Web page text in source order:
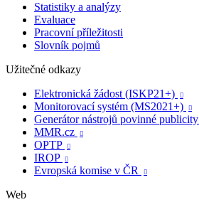
Statistiky a analýzy
Evaluace
Pracovní příležitosti
Slovník pojmů
Užitečné odkazy
Elektronická žádost (ISKP21+)

Monitorovací systém (MS2021+) 
Generátor nástrojů povinné publicity
MMR.cz 
OPTP 
IROP 
Evropská komise v ČR 
Web